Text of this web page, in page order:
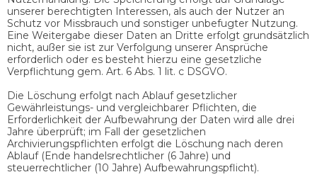
unserer berechtigten Interessen, als auch der Nutzer an
Schutz vor Missbrauch und sonstiger unbefugter Nutzung.
Eine Weitergabe dieser Daten an Dritte erfolgt grundsätzlich
nicht, außer sie ist zur Verfolgung unserer Ansprüche
erforderlich oder es besteht hierzu eine gesetzliche
Verpflichtung gem. Art. 6 Abs. 1 lit. c DSGVO.
Die Löschung erfolgt nach Ablauf gesetzlicher
Gewährleistungs- und vergleichbarer Pflichten, die
Erforderlichkeit der Aufbewahrung der Daten wird alle drei
Jahre überprüft; im Fall der gesetzlichen
Archivierungspflichten erfolgt die Löschung nach deren
Ablauf (Ende handelsrechtlicher (6 Jahre) und
steuerrechtlicher (10 Jahre) Aufbewahrungspflicht).